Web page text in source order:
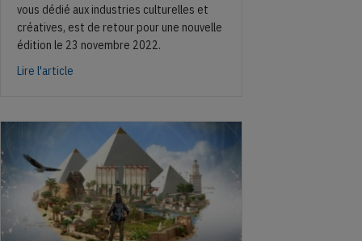
vous dédié aux industries culturelles et
créatives, est de retour pour une nouvelle
édition le 23 novembre 2022.
Lire l'article